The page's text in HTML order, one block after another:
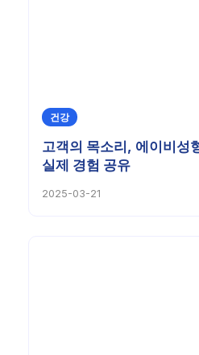
건강
고객의 목소리, 에이비성
실제 경험 공유
2025-03-21